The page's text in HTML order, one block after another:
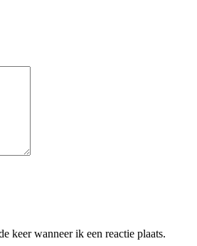
keer wanneer ik een reactie plaats.